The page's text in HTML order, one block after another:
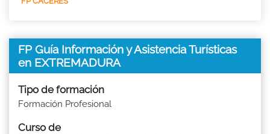
FP Guía Información y Asistencia Turísticas
en EXTREMADURA
Tipo de formación
Formación Profesional
Curso de